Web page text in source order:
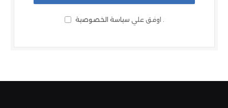
اوفق علي سياسة الخصوصية .